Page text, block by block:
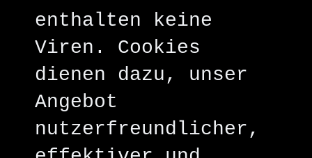
enthalten keine
Viren. Cookies
dienen dazu, unser
Angebot
nutzerfreundlicher,